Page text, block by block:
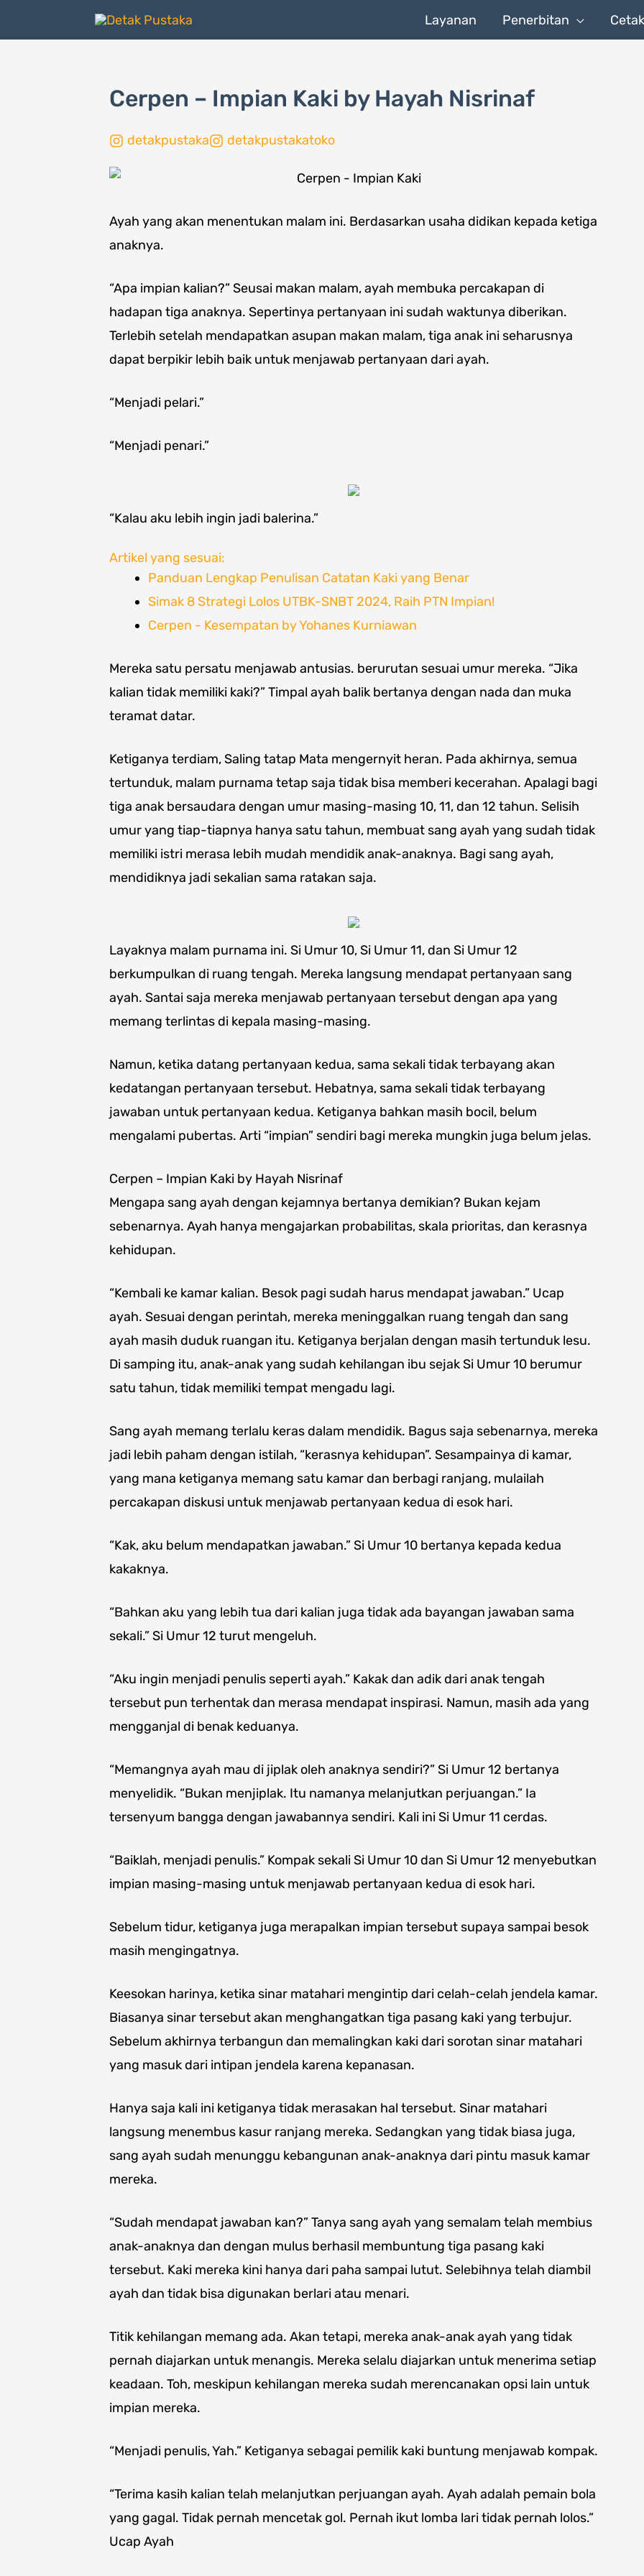
Layanan Penerbitan Cetak
Cerpen – Impian Kaki by Hayah Nisrinaf
detakpustaka detakpustakatoko
Ayah yang akan menentukan malam ini. Berdasarkan usaha didikan kepada ketiga
anaknya.
“Apa impian kalian?” Seusai makan malam, ayah membuka percakapan di
hadapan tiga anaknya. Sepertinya pertanyaan ini sudah waktunya diberikan.
Terlebih setelah mendapatkan asupan makan malam, tiga anak ini seharusnya
dapat berpikir lebih baik untuk menjawab pertanyaan dari ayah.
“Menjadi pelari.”
“Menjadi penari.”
“Kalau aku lebih ingin jadi balerina.”
Artikel yang sesuai:
Panduan Lengkap Penulisan Catatan Kaki yang Benar
Simak 8 Strategi Lolos UTBK-SNBT 2024, Raih PTN Impian!
Cerpen - Kesempatan by Yohanes Kurniawan
Mereka satu persatu menjawab antusias. berurutan sesuai umur mereka. “Jika
kalian tidak memiliki kaki?” Timpal ayah balik bertanya dengan nada dan muka
teramat datar.
Ketiganya terdiam, Saling tatap Mata mengernyit heran. Pada akhirnya, semua
tertunduk, malam purnama tetap saja tidak bisa memberi kecerahan. Apalagi bagi
tiga anak bersaudara dengan umur masing-masing 10, 11, dan 12 tahun. Selisih
umur yang tiap-tiapnya hanya satu tahun, membuat sang ayah yang sudah tidak
memiliki istri merasa lebih mudah mendidik anak-anaknya. Bagi sang ayah,
mendidiknya jadi sekalian sama ratakan saja.
Layaknya malam purnama ini. Si Umur 10, Si Umur 11, dan Si Umur 12
berkumpulkan di ruang tengah. Mereka langsung mendapat pertanyaan sang
ayah. Santai saja mereka menjawab pertanyaan tersebut dengan apa yang
memang terlintas di kepala masing-masing.
Namun, ketika datang pertanyaan kedua, sama sekali tidak terbayang akan
kedatangan pertanyaan tersebut. Hebatnya, sama sekali tidak terbayang
jawaban untuk pertanyaan kedua. Ketiganya bahkan masih bocil, belum
mengalami pubertas. Arti “impian” sendiri bagi mereka mungkin juga belum jelas.
Cerpen – Impian Kaki by Hayah Nisrinaf
Mengapa sang ayah dengan kejamnya bertanya demikian? Bukan kejam
sebenarnya. Ayah hanya mengajarkan probabilitas, skala prioritas, dan kerasnya
kehidupan.
“Kembali ke kamar kalian. Besok pagi sudah harus mendapat jawaban.” Ucap
ayah. Sesuai dengan perintah, mereka meninggalkan ruang tengah dan sang
ayah masih duduk ruangan itu. Ketiganya berjalan dengan masih tertunduk lesu.
Di samping itu, anak-anak yang sudah kehilangan ibu sejak Si Umur 10 berumur
satu tahun, tidak memiliki tempat mengadu lagi.
Sang ayah memang terlalu keras dalam mendidik. Bagus saja sebenarnya, mereka
jadi lebih paham dengan istilah, “kerasnya kehidupan”. Sesampainya di kamar,
yang mana ketiganya memang satu kamar dan berbagi ranjang, mulailah
percakapan diskusi untuk menjawab pertanyaan kedua di esok hari.
“Kak, aku belum mendapatkan jawaban.” Si Umur 10 bertanya kepada kedua
kakaknya.
“Bahkan aku yang lebih tua dari kalian juga tidak ada bayangan jawaban sama
sekali.” Si Umur 12 turut mengeluh.
“Aku ingin menjadi penulis seperti ayah.” Kakak dan adik dari anak tengah
tersebut pun terhentak dan merasa mendapat inspirasi. Namun, masih ada yang
mengganjal di benak keduanya.
“Memangnya ayah mau di jiplak oleh anaknya sendiri?” Si Umur 12 bertanya
menyelidik. “Bukan menjiplak. Itu namanya melanjutkan perjuangan.” Ia
tersenyum bangga dengan jawabannya sendiri. Kali ini Si Umur 11 cerdas.
“Baiklah, menjadi penulis.” Kompak sekali Si Umur 10 dan Si Umur 12 menyebutkan
impian masing-masing untuk menjawab pertanyaan kedua di esok hari.
Sebelum tidur, ketiganya juga merapalkan impian tersebut supaya sampai besok
masih mengingatnya.
Keesokan harinya, ketika sinar matahari mengintip dari celah-celah jendela kamar.
Biasanya sinar tersebut akan menghangatkan tiga pasang kaki yang terbujur.
Sebelum akhirnya terbangun dan memalingkan kaki dari sorotan sinar matahari
yang masuk dari intipan jendela karena kepanasan.
Hanya saja kali ini ketiganya tidak merasakan hal tersebut. Sinar matahari
langsung menembus kasur ranjang mereka. Sedangkan yang tidak biasa juga,
sang ayah sudah menunggu kebangunan anak-anaknya dari pintu masuk kamar
mereka.
“Sudah mendapat jawaban kan?” Tanya sang ayah yang semalam telah membius
anak-anaknya dan dengan mulus berhasil membuntung tiga pasang kaki
tersebut. Kaki mereka kini hanya dari paha sampai lutut. Selebihnya telah diambil
ayah dan tidak bisa digunakan berlari atau menari.
Titik kehilangan memang ada. Akan tetapi, mereka anak-anak ayah yang tidak
pernah diajarkan untuk menangis. Mereka selalu diajarkan untuk menerima setiap
keadaan. Toh, meskipun kehilangan mereka sudah merencanakan opsi lain untuk
impian mereka.
“Menjadi penulis, Yah.” Ketiganya sebagai pemilik kaki buntung menjawab kompak.
“Terima kasih kalian telah melanjutkan perjuangan ayah. Ayah adalah pemain bola
yang gagal. Tidak pernah mencetak gol. Pernah ikut lomba lari tidak pernah lolos.”
Ucap Ayah